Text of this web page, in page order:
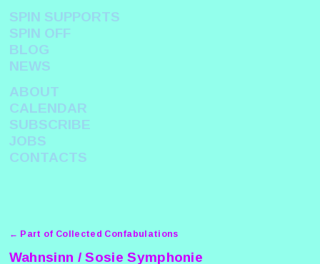
SPIN SUPPORTS
SPIN OFF
BLOG
NEWS
ABOUT
CALENDAR
SUBSCRIBE
JOBS
CONTACTS
← Part of Collected Confabulations
Wahnsinn / Sosie Symphonie